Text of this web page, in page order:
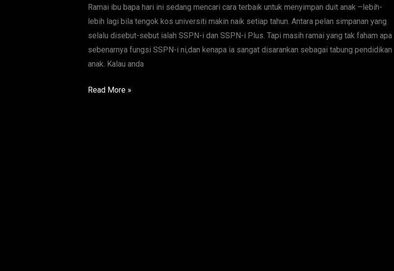
Ramai ibu bapa hari ini sedang mencari cara terbaik untuk menyimpan duit anak –lebih-
lebih lagi bila tengok kos universiti makin naik setiap tahun. Antara pelan simpanan yang
selalu disebut-sebut ialah SSPN-i dan SSPN-i Plus. Tapi masih ramai yang tak faham apa
sebenarnya fungsi SSPN-i ni,dan kenapa ia sangat disarankan sebagai tabung pendidikan
anak. Kalau anda
Patuh
Syariah
&
Layak
Cukai
Read More »